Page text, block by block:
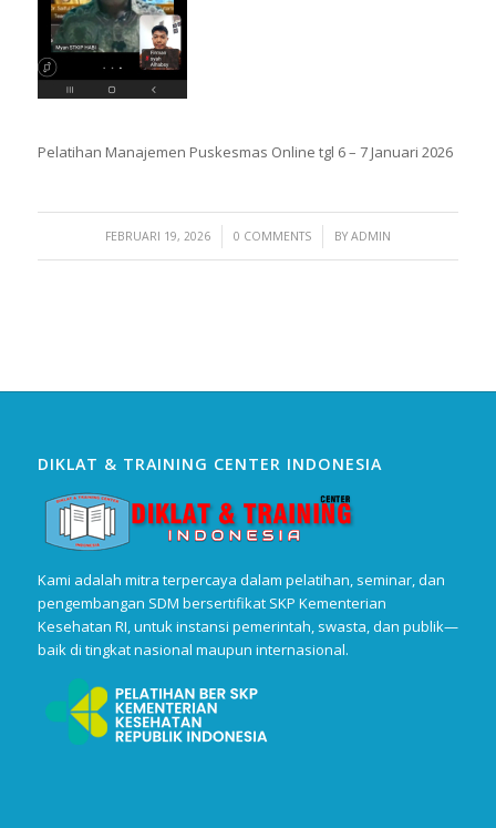
Pelatihan Manajemen Puskesmas Online tgl 6 – 7 Januari 2026
FEBRUARI 19, 2026
/ 0 COMMENTS
/ BY ADMIN
DIKLAT & TRAINING CENTER INDONESIA
Kami adalah mitra terpercaya dalam pelatihan, seminar, dan
pengembangan SDM bersertifikat SKP Kementerian
Kesehatan RI, untuk instansi pemerintah, swasta, dan publik—
baik di tingkat nasional maupun internasional.